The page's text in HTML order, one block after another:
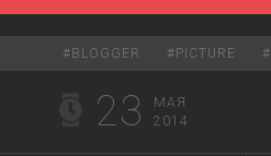
# BLOGGER # PICTURE #
23
МАЯ
2014